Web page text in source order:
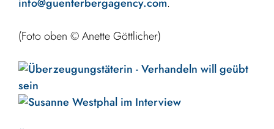
(Foto oben © Anette Göttlicher)